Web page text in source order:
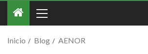
Inicio Blog AENOR